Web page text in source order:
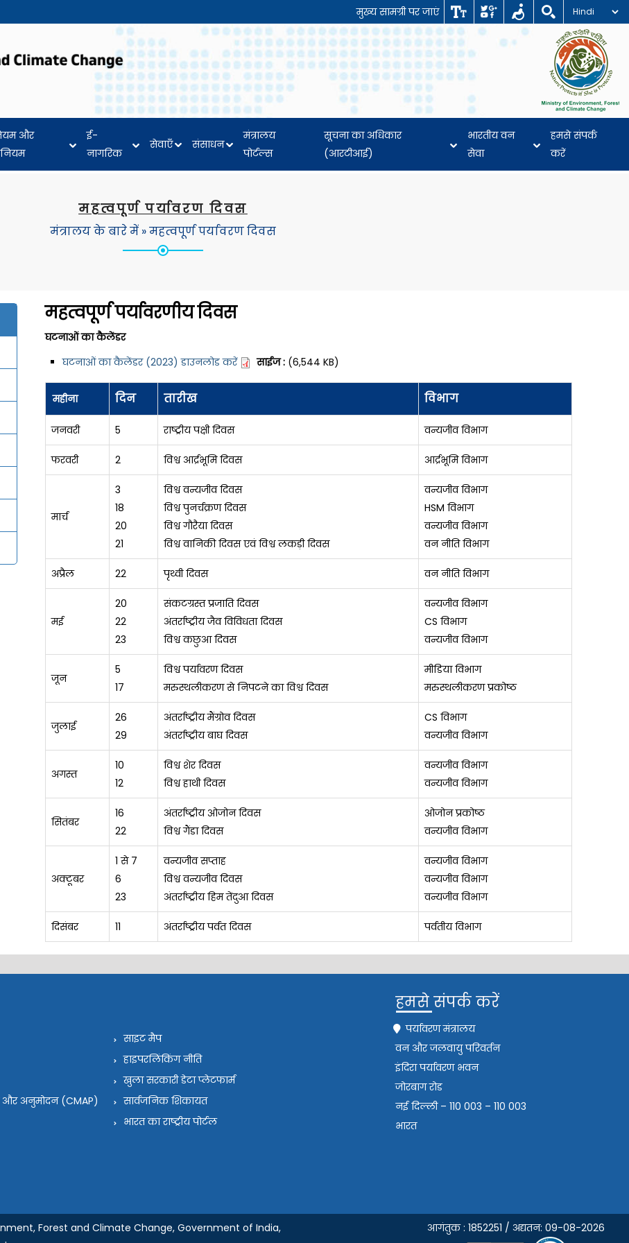
मुख्य सामग्री पर जाएं
और
ई-
नागरिक
सेवाएँ संसाधन
मंत्रालय
पोर्टल्स
सूचना का अधिकार
(आरटीआई)
भारतीय वन
सेवा
हमसे संपर्क
करें
महत्वपूर्ण पर्यावरण दिवस
मंत्रालय के बारे में »महत्वपूर्ण पर्यावरण दिवस
महत्वपूर्ण पर्यावरणीय दिवस
घटनाओं का कैलेंडर
घटनाओं का कैलेंडर (2023) डाउनलोड करें
साईज : (6,544 KB)
महीना दिन तारीख विभाग
जनवरी 5 राष्ट्रीय पक्षी दिवस वन्यजीव विभाग
फरवरी 2 विश्व आर्द्रभूमि दिवस आर्द्रभूमि विभाग
मार्च
3
18
20
21
विश्व वन्यजीव दिवस
विश्व पुनर्चक्रण दिवस
विश्व गौरैया दिवस
विश्व वानिकी दिवस एवं विश्व लकड़ी दिवस
वन्यजीव विभाग
HSM विभाग
वन्यजीव विभाग
वन नीति विभाग
अप्रैल 22 पृथ्वी दिवस वन नीति विभाग
मई
20
22
23
संकटग्रस्त प्रजाति दिवस
अंतर्राष्ट्रीय जैव विविधता दिवस
विश्व कछुआ दिवस
वन्यजीव विभाग
CS विभाग
वन्यजीव विभाग
जून
5
17
विश्व पर्यावरण दिवस
मरुस्थलीकरण से निपटने का विश्व दिवस
मीडिया विभाग
मरुस्थलीकरण प्रकोष्ठ
जुलाई
26
29
अंतर्राष्ट्रीय मैंग्रोव दिवस
अंतर्राष्ट्रीय बाघ दिवस
CS विभाग
वन्यजीव विभाग
अगस्त
10
12
विश्व शेर दिवस
विश्व हाथी दिवस
वन्यजीव विभाग
वन्यजीव विभाग
सितंबर
16
22
अंतर्राष्ट्रीय ओजोन दिवस
विश्व गैंडा दिवस
ओजोन प्रकोष्ठ
वन्यजीव विभाग
अक्टूबर
1 से 7
6
23
वन्यजीव सप्ताह
विश्व वन्यजीव दिवस
अंतर्राष्ट्रीय हिम तेंदुआ दिवस
वन्यजीव विभाग
वन्यजीव विभाग
वन्यजीव विभाग
दिसंबर 11 अंतर्राष्ट्रीय पर्वत दिवस पर्वतीय विभाग
और अनुमोदन (CMAP)
साइट मैप
हाइपरलिंकिंग नीति
खुला सरकारी डेटा प्लेटफार्म
सार्वजनिक शिकायत
भारत का राष्ट्रीय पोर्टल
हमसे संपर्क करें
पर्यावरण मंत्रालय
वन और जलवायु परिवर्तन
इंदिरा पर्यावरण भवन
जोरबाग रोड
नई दिल्ली – 110 003 – 110 003
भारत
Forest and Climate Change, Government of India,
आगंतुक : 1852251 / अद्यतन: 09-08-2026